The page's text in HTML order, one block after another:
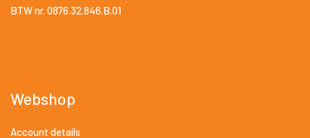
BTW nr. 0876.32.846.B.01
Webshop
Account details